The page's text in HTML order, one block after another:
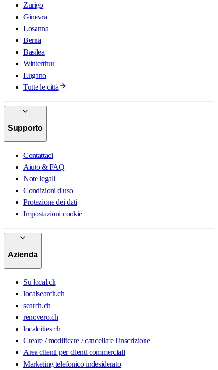
Zurigo
Ginevra
Losanna
Berna
Basilea
Winterthur
Lugano
Tutte le città
Supporto
Contattaci
Aiuto & FAQ
Note legali
Condizioni d'uso
Protezione dei dati
Impostazioni cookie
Azienda
Su local.ch
localsearch.ch
search.ch
renovero.ch
localcities.ch
Creare / modificare / cancellare l'inscrizione
Area clienti per clienti commerciali
Marketing telefonico indesiderato